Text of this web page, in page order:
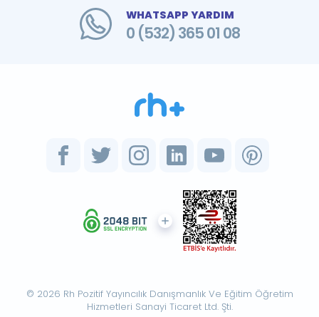
WHATSAPP YARDIM
0 (532) 365 01 08
© 2026 Rh Pozitif Yayıncılık Danışmanlık Ve Eğitim Öğretim
Hizmetleri Sanayi Ticaret Ltd. Şti.